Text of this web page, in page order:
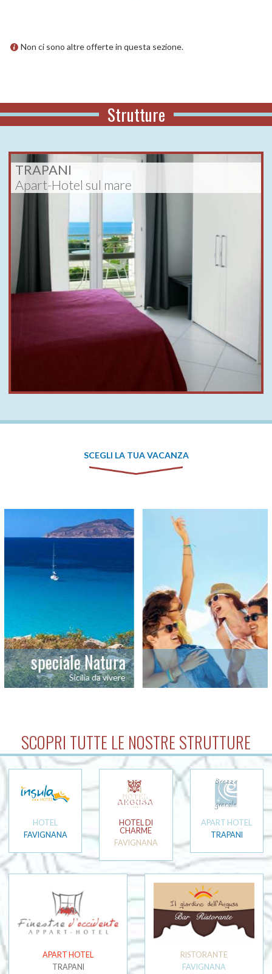
Non ci sono altre offerte in questa sezione.
Strutture
TRAPANI
Apart-Hotel sul mare
SCEGLI LA TUA VACANZA
vivere
vacanza per
L’imbarazzo della
SCOPRI TUTTE LE NOSTRE STRUTTURE
HOTEL
FAVIGNANA
HOTEL DI
CHARME
FAVIGNANA
APART HOTEL
TRAPANI
APART HOTEL
TRAPANI
RISTORANTE
FAVIGNANA